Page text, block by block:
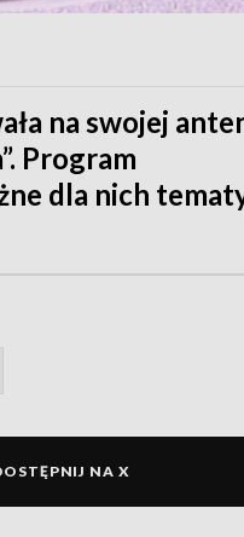
na swojej
Program
dla nich
NA X